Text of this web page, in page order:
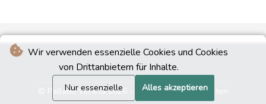
Wir verwenden essenzielle Cookies und Cookies
von Drittanbietern für Inhalte.
Nur essenzielle Alles akzeptieren
© Pallade Veneta 2026 - Alle Rechte vorbehalten